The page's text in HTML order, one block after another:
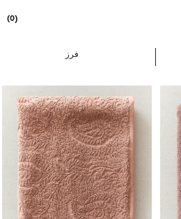
(0)
فرز
تم تغيير الصورة إلى 1 من 5